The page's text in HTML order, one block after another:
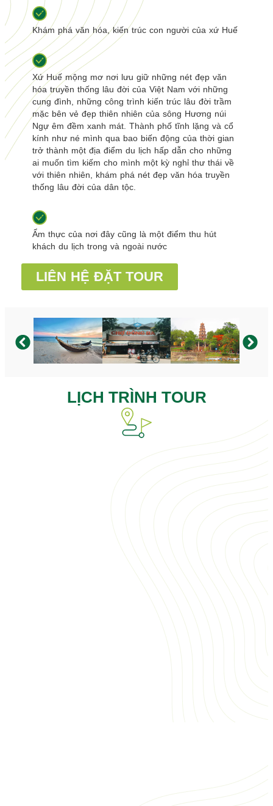
Khám phá văn hóa, kiến trúc con người của xứ Huế
Xứ Huế mộng mơ nơi lưu giữ những nét đẹp văn
hóa truyền thống lâu đời của Việt Nam với những
cung đình, những công trình kiến trúc lâu đời trầm
mặc bên vẻ đẹp thiên nhiên của sông Hương núi
Ngự êm đềm xanh mát. Thành phố tĩnh lặng và cổ
kính như né mình qua bao biến động của thời gian
trở thành một địa điểm du lịch hấp dẫn cho những
ai muốn tìm kiếm cho mình một kỳ nghỉ thư thái về
với thiên nhiên, khám phá nét đẹp văn hóa truyền
thống lâu đời của dân tộc.
Ẩm thực của nơi đây cũng là một điểm thu hút
khách du lịch trong và ngoài nước
LIÊN HỆ ĐẶT TOUR
LỊCH TRÌNH TOUR